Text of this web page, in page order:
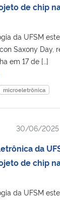
de chip
da UFSM
Saxony Day,
em 17 de […]
microeletrônica
30/06/2025
da
de chip
da UFSM